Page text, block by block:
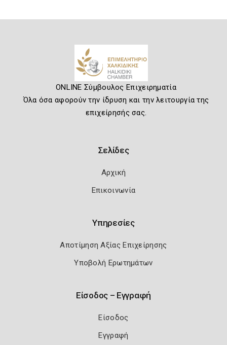
ONLINE Σύμβουλος Επιχειρηματία
Όλα όσα αφορούν την ίδρυση και την λειτουργία της
επιχείρησής σας.
Σελίδες
Αρχική
Επικοινωνία
Υπηρεσίες
Αποτίμηση Αξίας Επιχείρησης
Υποβολή Ερωτημάτων
Είσοδος – Εγγραφή
Είσοδος
Εγγραφή